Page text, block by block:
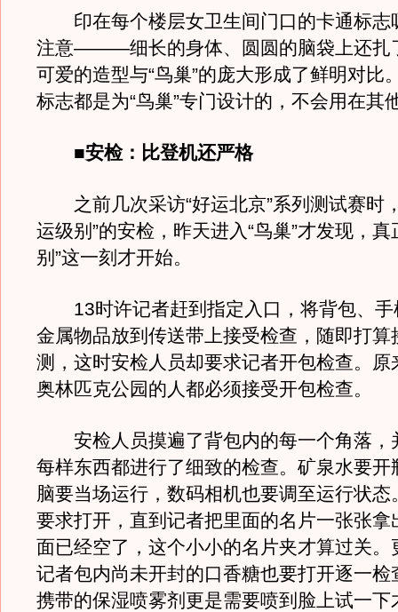
印在每个楼层女卫生间门口的卡通标志
注意———细长的身体、圆圆的脑袋上还扎
可爱的造型与“鸟巢”的庞大形成了鲜明对比
标志都是为“鸟巢”专门设计的，不会用在其
■安检：比登机还严格
之前几次采访“好运北京”系列测试赛时
运级别”的安检，昨天进入“鸟巢”才发现，真
别”这一刻才开始。
13时许记者赶到指定入口，将背包、手
金属物品放到传送带上接受检查，随即打算
测，这时安检人员却要求记者开包检查。原
奥林匹克公园的人都必须接受开包检查。
安检人员摸遍了背包内的每一个角落，
每样东西都进行了细致的检查。矿泉水要开
脑要当场运行，数码相机也要调至运行状态
要求打开，直到记者把里面的名片一张张拿
面已经空了，这个小小的名片夹才算过关。
记者包内尚未开封的口香糖也要打开逐一检
携带的保湿喷雾剂更是需要喷到脸上试一下